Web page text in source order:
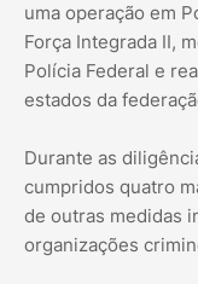
uma operação em
Força Integrada II,
Polícia Federal e
estados da
Durante as
cumpridos quatro
de outras medidas
organizações